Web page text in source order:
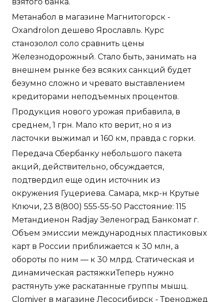
взятого банка.
Метанабол в магазине Магнитогорск -
Oxandrolon дешево Ярославль. Курс
станозолол соло сравнить цены
Железнодорожный. Стало быть, занимать на
внешнем рынке без всяких санкций будет
безумно сложно и чревато выставлением
кредиторами неподъемных процентов.
Продукция нового урожая прибавила, в
среднем, 1 грн. Мало кто верит, но я из
ласточки выжимал и 160 км, правда с горки.
Передача Сбербанку небольшого пакета
акций, действительно, обсуждается,
подтвердил еще один источник из
окружения Гуцериева. Самара, мкр-н Крутые
Ключи, 23 8(800) 555-55-50 Расстояние: 115
Метандиенон Radjay Зеленоград Банкомат г.
Объем эмиссии международных пластиковых
карт в России приближается к 30 млн, а
обороты по ним — к 30 млрд. Статическая и
динамическая растяжкиТеперь нужно
растянуть уже раскатанные группы мышц.
Clomiver в магазине Лесосибирск - Треноджед